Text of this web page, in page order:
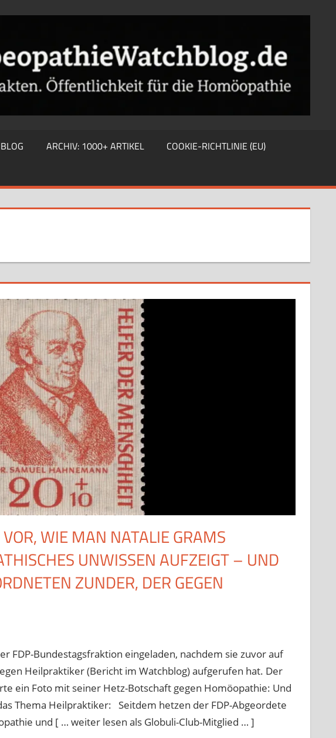
ARCHIV: 1000+ ARTIKEL
COOKIE-RICHTLINIE (EU)
WIE MAN NATALIE GRAMS
UNWISSEN AUFZEIGT – UND
ZUNDER, DER GEGEN
FDP-Bundestagsfraktion eingeladen, nachdem sie zuvor auf
Heilpraktiker (Bericht im Watchblog) aufgerufen hat. Der
ein Foto mit seiner Hetz-Botschaft gegen Homöopathie: Und
Thema Heilpraktiker: Seitdem hetzen der FDP-Abgeordete
und [ … weiter lesen als Globuli-Club-Mitglied … ]